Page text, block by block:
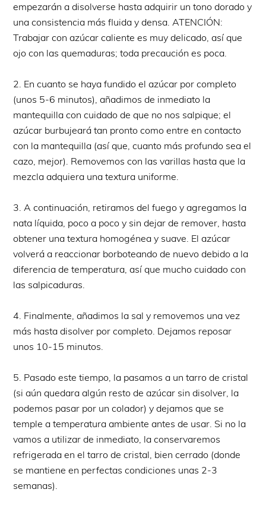
empezarán a disolverse hasta adquirir un tono dorado y
una consistencia más fluida y densa. ATENCIÓN:
Trabajar con azúcar caliente es muy delicado, así que
ojo con las quemaduras; toda precaución es poca.
2. En cuanto se haya fundido el azúcar por completo
(unos 5-6 minutos), añadimos de inmediato la
mantequilla con cuidado de que no nos salpique; el
azúcar burbujeará tan pronto como entre en contacto
con la mantequilla (así que, cuanto más profundo sea el
cazo, mejor). Removemos con las varillas hasta que la
mezcla adquiera una textura uniforme.
3. A continuación, retiramos del fuego y agregamos la
nata líquida, poco a poco y sin dejar de remover, hasta
obtener una textura homogénea y suave. El azúcar
volverá a reaccionar borboteando de nuevo debido a la
diferencia de temperatura, así que mucho cuidado con
las salpicaduras.
4. Finalmente, añadimos la sal y removemos una vez
más hasta disolver por completo. Dejamos reposar
unos 10-15 minutos.
5. Pasado este tiempo, la pasamos a un tarro de cristal
(si aún quedara algún resto de azúcar sin disolver, la
podemos pasar por un colador) y dejamos que se
temple a temperatura ambiente antes de usar. Si no la
vamos a utilizar de inmediato, la conservaremos
refrigerada en el tarro de cristal, bien cerrado (donde
se mantiene en perfectas condiciones unas 2-3
semanas).